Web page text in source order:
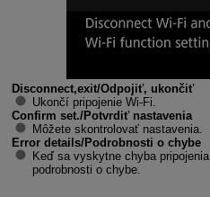
Disconnect,exit/Odpojiť, ukončiť
Ukončí pripojenie Wi-Fi
Confirm set./Potvrdiť nastavenia
Môžete skontrolovať nastavenia.
Error details/Podrobnosti o chybe
Keď sa vyskytne chyba pripojenia
podrobnosti o chybe.